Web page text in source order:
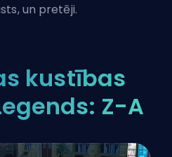
un pretēji.
kustības
Z-A